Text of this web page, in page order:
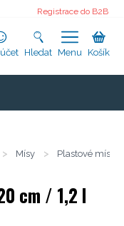
Registrace do B2B
Hledat Menu Košík
> Mísy > Plastové mísy
cm / 1,2 l